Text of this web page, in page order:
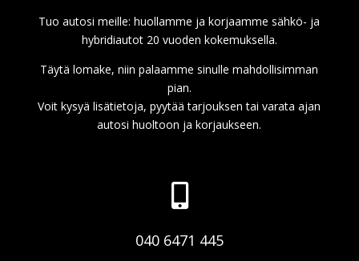
Tuo autosi meille: huollamme ja korjaamme sähkö- ja
hybridiautot 20 vuoden kokemuksella.
Täytä lomake, niin palaamme sinulle mahdollisimman
pian.
Voit kysyä lisätietoja, pyytää tarjouksen tai varata ajan
autosi huoltoon ja korjaukseen.

040 6471 445